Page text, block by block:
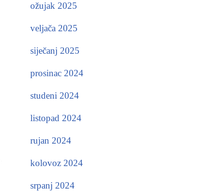
ožujak 2025
veljača 2025
siječanj 2025
prosinac 2024
studeni 2024
listopad 2024
rujan 2024
kolovoz 2024
srpanj 2024